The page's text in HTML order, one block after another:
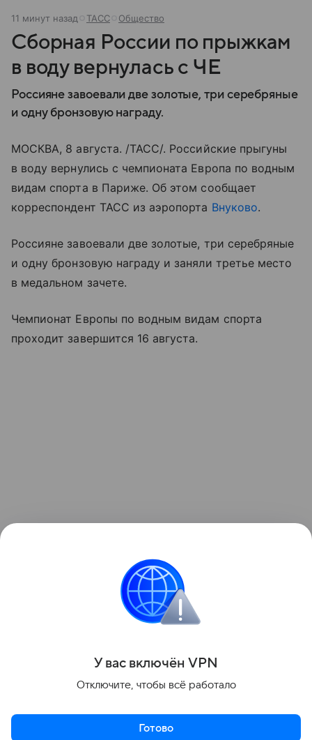
11 минут назад ТАСС Общество
Сборная России по прыжкам
в воду вернулась с ЧЕ
Россияне завоевали две золотые, три серебряные
и одну бронзовую награду.
МОСКВА, 8 августа. /ТАСС/. Российские прыгуны
в воду вернулись с чемпионата Европа по водным
видам спорта в Париже. Об этом сообщает
корреспондент ТАСС из аэропорта Внуково.
Россияне завоевали две золотые, три серебряные
и одну бронзовую награду и заняли третье место
в медальном зачете.
Чемпионат Европы по водным видам спорта
проходит завершится 16 августа.
У вас включён VPN
Отключите, чтобы всё работало
Готово